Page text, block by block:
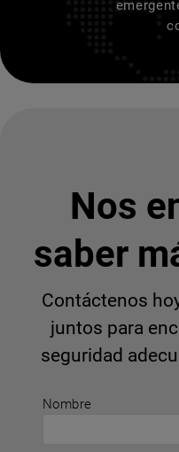
Nombre
Nos
saber
Contáctenos
juntos para
seguridad